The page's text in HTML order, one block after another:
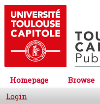
Homepage Browse
Login